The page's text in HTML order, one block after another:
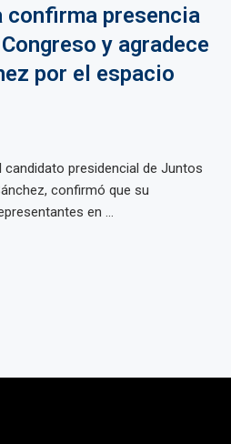
confirma presencia
y agradece
por el espacio
candidato presidencial de Juntos
confirmó que su
en ...